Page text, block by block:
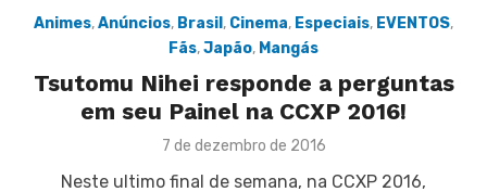
Animes,Anúncios, Brasil , Cinema, Especiais, EVENTOS,
Fãs,Japão, Mangás
Tsutomu Nihei responde a perguntas
em seu Painel na CCXP 2016!
Posted
7 de dezembro de 2016
Neste ultimo final de semana, na CCXP 2016,